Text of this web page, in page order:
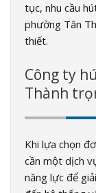
tục, nhu cầu
phường Tân
thiết.
Công ty
Thành
Khi lựa chọn
cần một dịch
năng lực để